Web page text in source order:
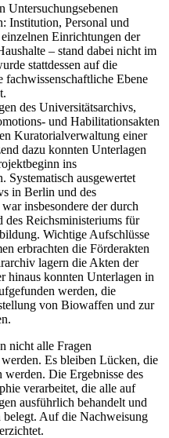
Untersuchungsebenen
Institution, Personal und
Einrichtungen der
– stand dabei nicht im
stattdessen auf die
fachwissenschaftliche Ebene
des Universitätsarchivs,
und Habilitationsakten
Kuratorialverwaltung einer
dazu konnten Unterlagen
ins
Systematisch ausgewertet
in Berlin und des
insbesondere der durch
des Reichsministeriums für
Wichtige Aufschlüsse
erbrachten die Förderakten
lagern die Akten der
hinaus konnten Unterlagen in
werden, die
von Biowaffen und zur
nicht alle Fragen
Es bleiben Lücken, die
Die Ergebnisse des
verarbeitet, die alle auf
ausführlich behandelt und
Auf die Nachweisung